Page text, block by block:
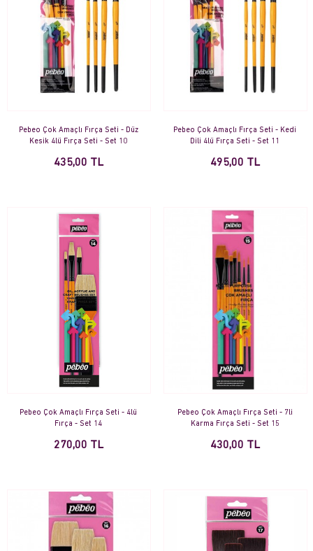
Pebeo Çok Amaçlı Fırça Seti - Düz
Kesik 4lü Fırça Seti - Set 10
435,00 TL
Pebeo Çok Amaçlı Fırça Seti - Kedi
Dili 4lü Fırça Seti - Set 11
495,00 TL
Pebeo Çok Amaçlı Fırça Seti - 4lü
Fırça - Set 14
270,00 TL
Pebeo Çok Amaçlı Fırça Seti - 7li
Karma Fırça Seti - Set 15
430,00 TL